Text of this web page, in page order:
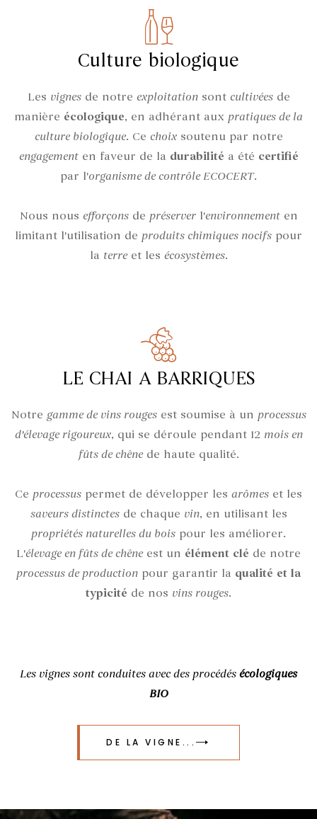
Culture biologique
Les vignesde notre exploitationsont cultivéesde
manière écologique, en adhérant aux pratiques de la
culture biologique. Ce choixsoutenu par notre
engagementen faveur de la durabilité a été certifié
par l'organisme de contrôle ECOCERT.
Nous nous efforçonsde préserverl'environnementen
limitant l'utilisation de produits chimiques nocifs pour
la terreet les écosystèmes.
LE CHAI A BARRIQUES
Notre gamme de vins rougesest soumise à un processus
d'élevage rigoureux, qui se déroule pendant 12 mois en
fûts de chênede haute qualité.
Ce processus permet de développer les arômes et les
saveurs distinctesde chaque vin, en utilisant les
propriétés naturelles du bois pour les améliorer.
L'élevage en fûts de chêneest un élément clé de notre
processus de production pour garantir la qualité et la
typicité de nos vins rouges.
Les vignes sont conduites avec des procédés écologiques
BIO
DE LA VIGNE...